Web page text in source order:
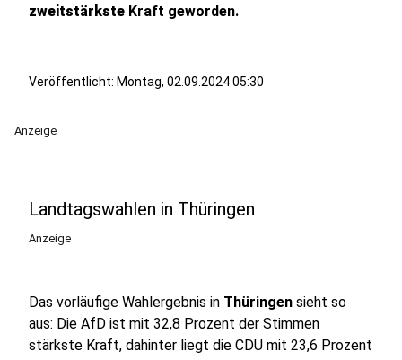
zweitstärkste Kraft geworden.
Veröffentlicht: Montag, 02.09.2024 05:30
Anzeige
Landtagswahlen in Thüringen
Anzeige
Das vorläufige Wahlergebnis in Thüringen sieht so
aus: Die AfD ist mit 32,8 Prozent der Stimmen
stärkste Kraft, dahinter liegt die CDU mit 23,6 Prozent